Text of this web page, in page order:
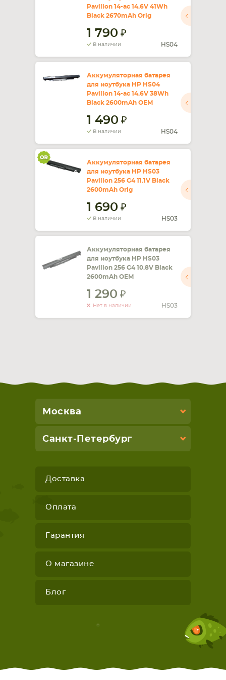
КОМПЛЕКТУЮЩИЕ
Pavilion 14-ac 14.6V 41Wh
Black 2670mAh Orig
1 790
В наличии HS04
Аккумуляторная батарея
для ноутбука HP HS04
Pavilion 14-ac 14.6V 38Wh
Black 2600mAh OEM
1 490
В наличии HS04
Аккумуляторная батарея
для ноутбука HP HS03
Pavilion 256 G4 11.1V Black
2600mAh Orig
1 690
В наличии HS03
Аккумуляторная батарея
для ноутбука HP HS03
Pavilion 256 G4 10.8V Black
2600mAh OEM
1 290
Нет в наличии HS03
Москва
Санкт-Петербург
Доставка
Оплата
Гарантия
О магазине
Блог